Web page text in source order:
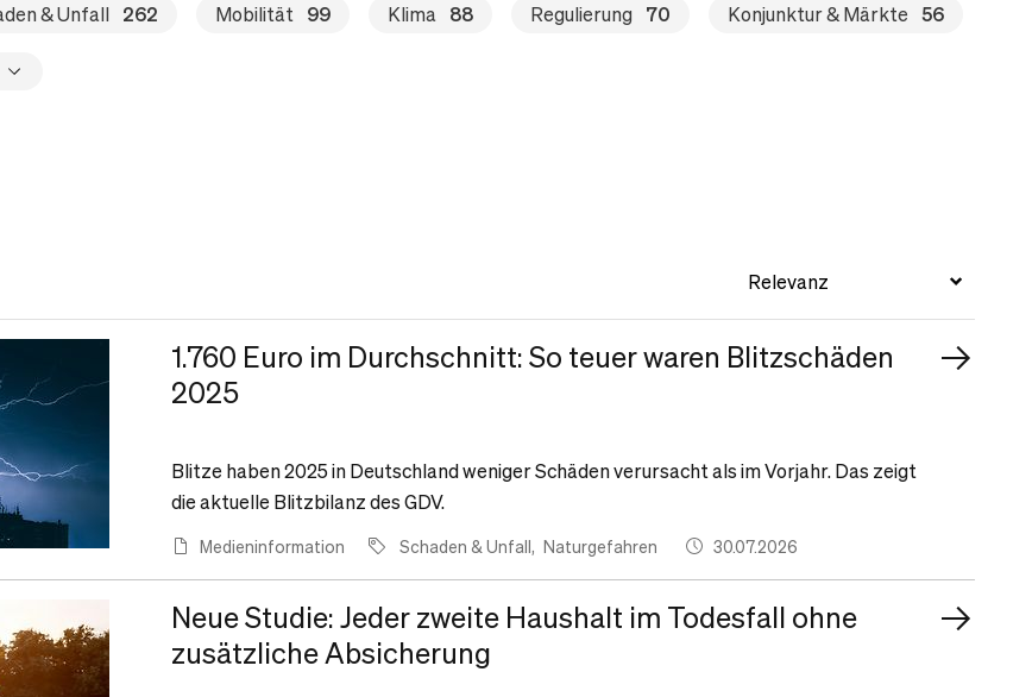
& Unfall 262 Mobilität 99 Klima 88 Regulierung 70 Konjunktur & Märkte 56
1.760 Euro im Durchschnitt: So teuer waren Blitzschäden
2025
Blitze haben 2025 in Deutschland weniger Schäden verursacht als im Vorjahr. Das zeigt
die aktuelle Blitzbilanz des GDV.
Medieninformation Schaden & Unfall Naturgefahren 30.07.2026
Neue Studie: Jeder zweite Haushalt im Todesfall ohne
zusätzliche Absicherung